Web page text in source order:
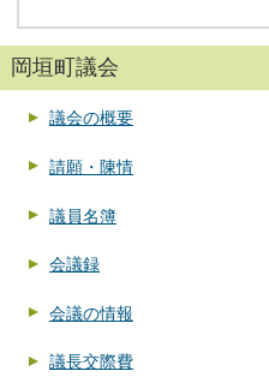
岡垣町議会
議会の概要
請願・陳情
議員名簿
会議録
会議の情報
議長交際費